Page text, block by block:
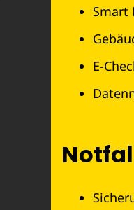
Smart
E-